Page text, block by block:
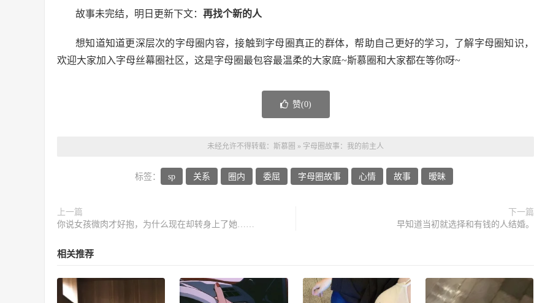
故事未完结，明日更新下文： 再找个新的人
想知道知道更深层次的字母圈内容，接触到字母圈真正的群体，帮助自己更好的学习，了解字母圈知识，
欢迎大家加入字母丝幕圈社区，这是字母圈最包容最温柔的大家庭~斯慕圈和大家都在等你呀~
赞(0)
未经允许不得转载： 斯慕圈 » 字母圈故事：我的前主人
标签： sp 关系 圈内 委屈 字母圈故事 心情 故事 暧昧
上一篇
你说女孩微肉才好抱，为什么现在却转身上了她……
下一篇
早知道当初就选择和有钱的人结婚。
相关推荐